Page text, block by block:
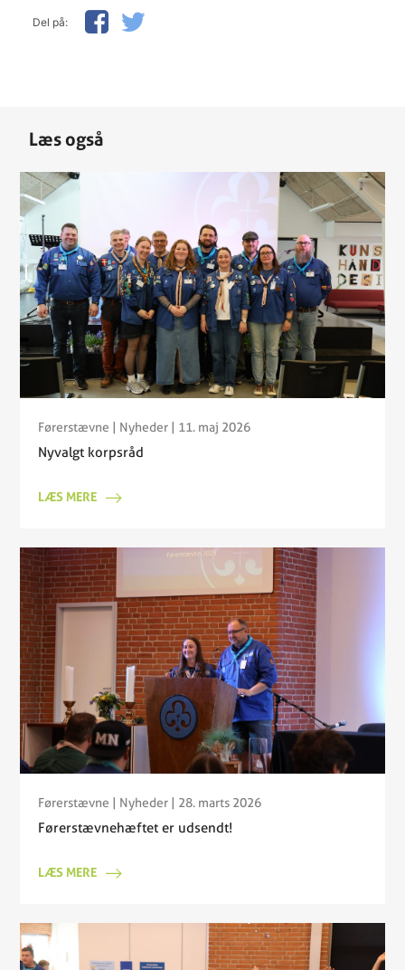
Del på:
Læs også
Førerstævne Nyheder | 11. maj 2026
Nyvalgt korpsråd
LÆS MERE
Førerstævne Nyheder | 28. marts 2026
Førerstævnehæftet er udsendt!
LÆS MERE